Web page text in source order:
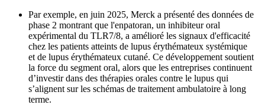
Par exemple, en juin 2025, Merck a présenté des données de
phase 2 montrant que l'enpatoran, un inhibiteur oral
expérimental du TLR7/8, a amélioré les signaux d'efficacité
chez les patients atteints de lupus érythémateux systémique
et de lupus érythémateux cutané. Ce développement soutient
la force du segment oral, alors que les entreprises continuent
d’investir dans des thérapies orales contre le lupus qui
s’alignent sur les schémas de traitement ambulatoire à long
terme.